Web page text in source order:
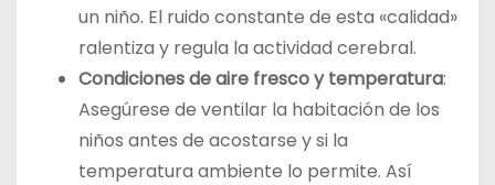
un niño. El ruido constante de esta «calidad»
ralentiza y regula la actividad cerebral.
Condiciones de aire fresco y temperatura:
Asegúrese de ventilar la habitación de los
niños antes de acostarse y si la
temperatura ambiente lo permite. Así